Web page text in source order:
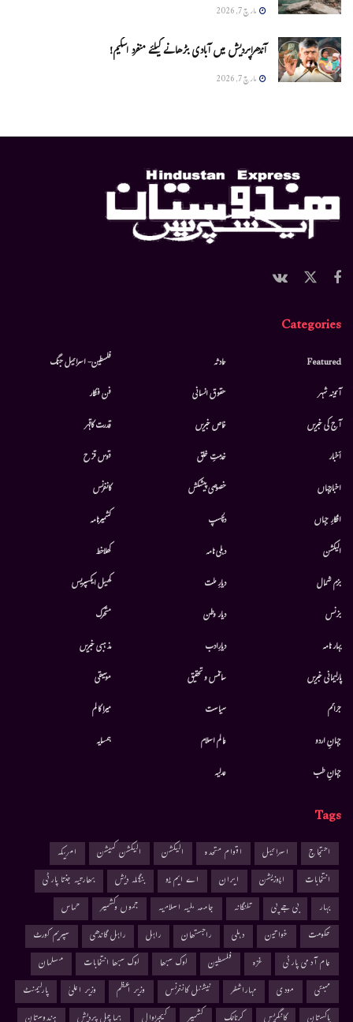
مارچ 7, 2026
آندھراپردیش میں آبادی بڑھانے کیلئے منفرد اسکیم!
مارچ 7, 2026
Categories
Featured
آئینہ شہر
آج کی خبریں
أخبار
اخبارجہاں
افکارِ جہاں
الیکشن
بزم شمال
بزنس
بہار نامہ
پارلیمانی خبریں
جرائم
جہانِ اردو
جہانِ طب
حادثہ
حقوق انسانی
خاص خبریں
خدمتِ خلق
خصوصی پیشکش
دلچسپ
دہلی نامہ
دیارِ ملت
دیار وطن
دیارِادب
سائنس و تحقیق
سیاست
عالم اسلام
عدلیہ
فلسطین- اسرائیل جنگ
فن فنکار
قدرت کاقہر
قوس قزح
کانفرنس
کشمیرنامہ
کھلاخط
کھیل ایکسپریس
متحرك
مذہبی خبریں
موسيقى
میرا کالم
ہمسایہ
Tags
احتجاج اسرائیل اقوام متحدہ الیکشن الیکشن کمیشن
امریکہ
انتخابات
اپوزیشن ایران اے ایم یو بنگلہ دیش
بھارتیہ جنتا پارٹی
بہار
بی جے پی تلنگانہ جامعہ ملیہ اسلامیہ جموں وکشمیر
حماس
حکومت
خواتین دہلی راجستھان راہل راہل گاندھی
سپریم کورٹ
عام آدمی پارٹی
غزہ فلسطین لوک سبھا لوک سبھا انتخابات
مسلمان
ممبئی
مودی مہاراشٹر نیشنل کانفرنس وزیر اعظم وزیر اعلیٰ
پارلیمنٹ